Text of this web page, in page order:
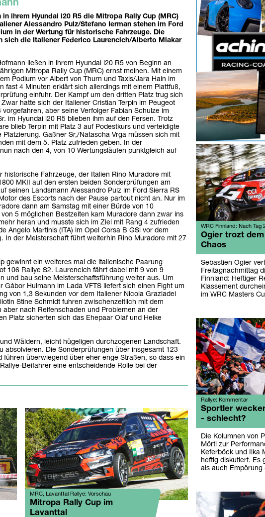
ihrem Hyundai i20 R5 die Mitropa Rally Cup (MRC)
Alessandro Pulz/Stefano Ierman stehen im Ford
in der Wertung für historische Fahrzeuge. Die
sich die Italiener Federico Laurencich/Alberto Mlakar
ließen in ihrem Hyundai i20 R5 von Beginn an
Mitropa Rally Cup (MRC) ernst meinen. Mit einem
Podium vor Albert von Thurn und Taxis/Jara Hain im
fast 4 Minuten erklärt sich allerdings mit einem Plattfuß,
einfuhr. Der Kampf um den dritten Platz trug sich
hatte sich der Italiener Cristian Terpin im Peugeot
aber seine Verfolger Fabian Schulze im
im Hyundai i20 R5 blieben ihm auf den Fersen. Trotz
blieb Terpin mit Platz 3 auf Podestkurs und verteidigte
Gaßner Sr,/Natascha Vrga müssen sich mit
mit dem 5. Platz zufrieden geben. In der
nach den 4, von 10 Wertungsläufen punktgleich auf
Fahrzeuge, der Italien Rino Muradore mit
MKII auf den ersten beiden Sonderprüfungen am
seinen Landsmann Alessandro Pulz im Ford Sierra RS
des Escorts nach der Pause partout nicht an. Nur im
dann am Samstag mit einer Bürde von 10
5 möglichen Bestzeiten kam Muradore dann zwar ins
heran und musste sich im Ziel mit Rang 4 zufrieden
Angelo Martinis (ITA) im Opel Corsa B GSi vor dem
In der Meisterschaft führt weiterhin Rino Muradore mit 27
gewinnt ein weiteres mal die italienische Paarung
106 Rallye S2. Laurencich fährt dabei mit 9 von 9
und bau seine Meisterschaftsführung weiter aus. Um
Hulmann im Lada VFTS liefert sich einen Fight um
von 1,3 Sekunden vor dem Italiener Nicola Graziadei
Stine Schmidt fuhren zwischenzeitlich mit dem
nach Reifenschaden und Problemen an der
Platz sicherten sich das Ehepaar Olaf und Heike
Wäldern, leicht hügeligen durchzogenen Landschaft.
absolvieren. Die Sonderprüfungen über insgesamt 123
führen überwiegend über eher enge Straßen, so dass ein
Beifahrer eine entscheidende Rolle bei der
MRC, Lavanttal Rallye: Vorschau
Mitropa Rally Cup im
Lavanttal
WRC Finnland: Nach Tag
Ogier trozt dem
Chaos
Sebastien Ogier
Freitagnachmittag
Finnland: Heftiger
Klassement
im WRC Masters
Rallye: Kommentar
Sportler
- schlecht?
Die Kolumnen von
Mörtl zur
Keferböck und Ilka
heftig diskutiert. Es
als auch Empörung